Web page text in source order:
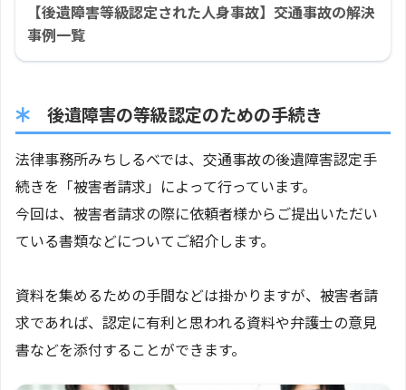
【後遺障害等級認定された人身事故】交通事故の解決
事例一覧
後遺障害の等級認定のための手続き
法律事務所みちしるべでは、交通事故の後遺障害認定手
続きを「被害者請求」によって行っています。
今回は、被害者請求の際に依頼者様からご提出いただい
ている書類などについてご紹介します。
資料を集めるための手間などは掛かりますが、被害者請
求であれば、認定に有利と思われる資料や弁護士の意見
書などを添付することができます。